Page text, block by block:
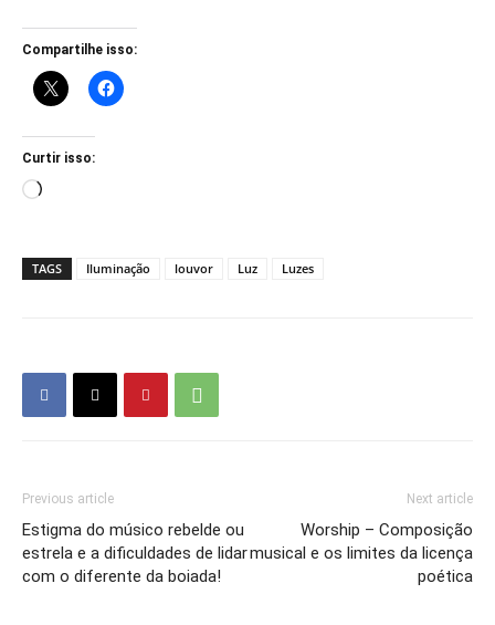
Compartilhe isso:
Curtir isso:
Carregando...
TAGS Iluminação louvor Luz Luzes
Previous article
Estigma do músico rebelde ou
estrela e a dificuldades de lidar
com o diferente da boiada!
Next article
Worship – Composição
musical e os limites da licença
poética